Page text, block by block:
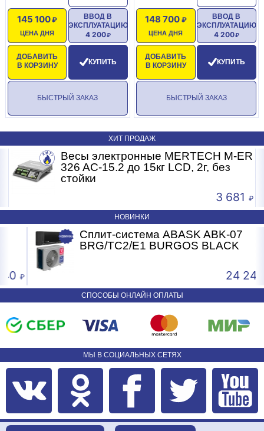
ЦЕНА ДНЯ
145 100
ДОБАВИТЬ
В КОРЗИНУ
ВВОД В
ЭКСПЛУАТАЦИЮ
4 200
КУПИТЬ
БЫСТРЫЙ ЗАКАЗ
ЦЕНА ДНЯ
148 700
ДОБАВИТЬ
В КОРЗИНУ
ВВОД В
ЭКСПЛУАТАЦИЮ
4 200
КУПИТЬ
БЫСТРЫЙ ЗАКАЗ
ХИТ ПРОДАЖ
Весы электронные MERTECH M-ER
326 AC-15.2 до 15кг LCD, 2г, без
стойки
3 681
НОВИНКИ
Сплит-система ABASK ABK-07
BRG/TC2/E1 BURGOS BLACK
24 240
СПОСОБЫ ОНЛАЙН ОПЛАТЫ
МЫ В СОЦИАЛЬНЫХ СЕТЯХ